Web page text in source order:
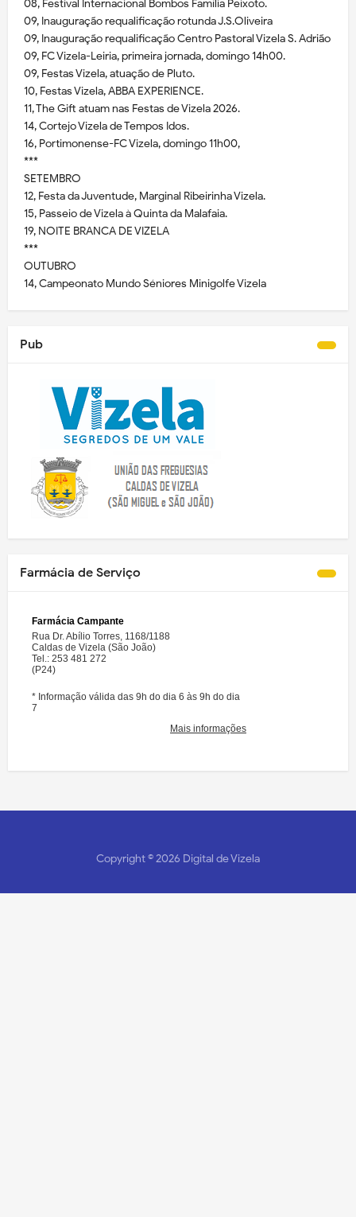
08, Festival Internacional Bombos Família Peixoto.
09, Inauguração requalificação rotunda J.S.Oliveira
09, Inauguração requalificação Centro Pastoral Vizela S. Adrião
09, FC Vizela-Leiria, primeira jornada, domingo 14h00.
09, Festas Vizela, atuação de Pluto.
10, Festas Vizela, ABBA EXPERIENCE.
11, The Gift atuam nas Festas de Vizela 2026.
14, Cortejo Vizela de Tempos Idos.
16, Portimonense-FC Vizela, domingo 11h00,
***
SETEMBRO
12, Festa da Juventude, Marginal Ribeirinha Vizela.
15, Passeio de Vizela à Quinta da Malafaia.
19, NOITE BRANCA DE VIZELA
***
OUTUBRO
14, Campeonato Mundo Séniores Minigolfe Vizela
Pub
Farmácia de Serviço
Copyright ©2026 Digital de Vizela